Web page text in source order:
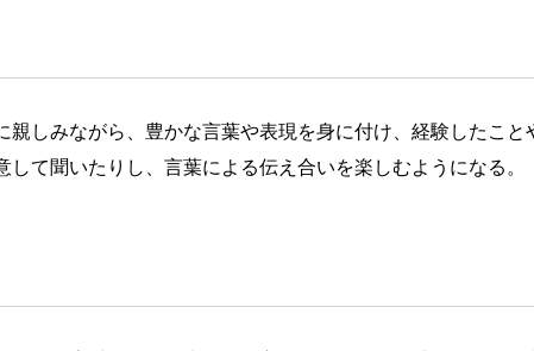
しみながら、豊かな言葉や表現を身に付け、経験したこと
て聞いたりし、言葉による伝え合いを楽しむようになる。